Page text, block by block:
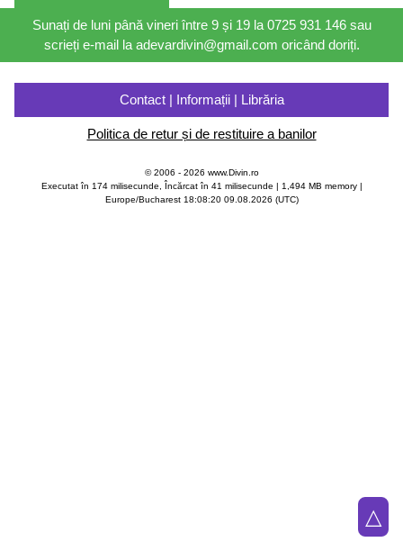
Sunați de luni până vineri între 9 și 19 la 0725 931 146 sau
scrieți e-mail la adevardivin@gmail.com oricând doriți.
Contact | Informații | Librăria
Politica de retur și de restituire a banilor
© 2006 - 2026 www.Divin.ro
Executat în 174 milisecunde, Încărcat în 41 milisecunde | 1,494 MB memory |
Europe/Bucharest 18:08:20 09.08.2026 (UTC)
△